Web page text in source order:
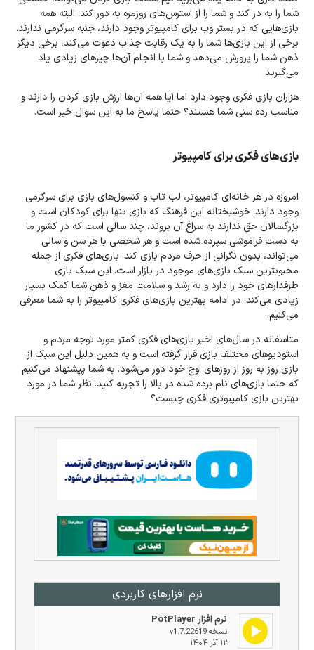
نرم افزار‌های کاربردی
نرم افزار PotPlayer
نسخه v1.7.22619
۱۲ آذر ۱۴۰۴
شما را به در کند و شما را از استرس‌های روزمره به دور کند. البته همه
بازی‌هایی که در بستر وب برای کامپیوتر وجود دارند، جنبه سرگرمی ندارند.
برخی از این بازی‌ها شما را به یک رقابت جذاب دعوت می‌کند، برخی دیگر
ذهن شما را پرورش می‌دهد و شما با انجام آن‌ها چیزهای زیادی یاد
می‌گیرید.
هزاران بازی فکری وجود دارد اما آیا همه آن‌ها ارزش بازی کردن را دارند و
مناسب رده سنی شما هستند؟ حتما پاسخ ما به این سوال خیر است.
بازی‌های فکری برای کامپیوتر
امروزه در هر خانه‌ای کامپیوتر، لب تاب و کنسول‌های بازی برای سرگرمی
وجود دارند. خوشبختانه این فرهنگ که بازی تنها برای کودکان است و
بزرگسالان حق ندارند به سراغ آن بروند، چند سالی است که در کشور ما
به دست فراموشی سپرده شده است و هر شخصی با هر سن و سالی
می‌تواند، بدون نگرانی از حرف مردم بازی کند. بازی‌های فکری از جمله
محبوبترین سبک بازی‌های موجود در بازار است. این سبک بازی
طرفدارهای خود را دارد و به رشد و سلامت مغز و ذهن شما کمک بسیار
زیادی می‌کند. در ادامه بهترین بازی‌های فکری کامپیوتر را به شما معرفی
می‌کنیم.
متاسفانه در سال‌های اخیر بازی‌های فکری کمتر مورد توجه مردم و
استودیوهای مختلف بازی قرار گرفته است و به همین دلیل این سبک از
بازی روز به روز از روزهای اوج خود دور می‌شود. به شما پیشنهاد می‌کنیم
که حتما بازی‌های نام برده شده در بالا را تجربه کنید. نظر شما در مورد
بهترین بازی کامپیوتری فکری چیست؟